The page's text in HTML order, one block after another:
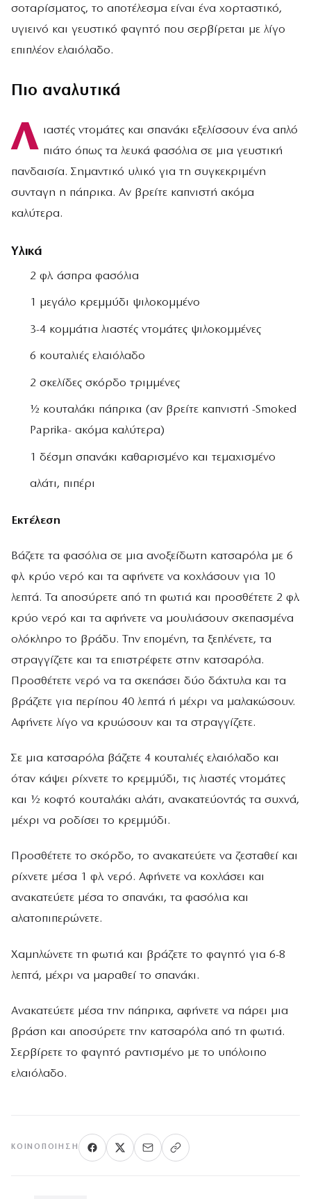
σοταρίσματος, το αποτέλεσμα είναι ένα χορταστικό,
υγιεινό και γευστικό φαγητό που σερβίρεται με λίγο
επιπλέον ελαιόλαδο.
Πιο αναλυτικά
Λ ιαστές ντομάτες και σπανάκι εξελίσσουν ένα απλό
πιάτο όπως τα λευκά φασόλια σε μια γευστική
πανδαισία. Σημαντικό υλικό για τη συγκεκριμένη
συνταγη η πάπρικα. Αν βρείτε καπνιστή ακόμα
καλύτερα.
Υλικά
2 φλ. άσπρα φασόλια
1 μεγάλο κρεμμύδι ψιλοκομμένο
3-4 κομμάτια λιαστές ντομάτες ψιλοκομμένες
6 κουταλιές ελαιόλαδο
2 σκελίδες σκόρδο τριμμένες
½ κουταλάκι πάπρικα (αν βρείτε καπνιστή -Smoked
Paprika- ακόμα καλύτερα)
1 δέσμη σπανάκι καθαρισμένο και τεμαχισμένο
αλάτι, πιπέρι
Εκτέλεση
Βάζετε τα φασόλια σε μια ανοξείδωτη κατσαρόλα με 6
φλ. κρύο νερό και τα αφήνετε να κοχλάσουν για 10
λεπτά. Τα αποσύρετε από τη φωτιά και προσθέτετε 2 φλ.
κρύο νερό και τα αφήνετε να μουλιάσουν σκεπασμένα
ολόκληρο το βράδυ. Την επομένη, τα ξεπλένετε, τα
στραγγίζετε και τα επιστρέφετε στην κατσαρόλα.
Προσθέτετε νερό να τα σκεπάσει δύο δάχτυλα και τα
βράζετε για περίπου 40 λεπτά ή μέχρι να μαλακώσουν.
Αφήνετε λίγο να κρυώσουν και τα στραγγίζετε.
Σε μια κατσαρόλα βάζετε 4 κουταλιές ελαιόλαδο και
όταν κάψει ρίχνετε το κρεμμύδι, τις λιαστές ντομάτες
και ½ κοφτό κουταλάκι αλάτι, ανακατεύοντάς τα συχνά,
μέχρι να ροδίσει το κρεμμύδι.
Προσθέτετε το σκόρδο, το ανακατεύετε να ζεσταθεί και
ρίχνετε μέσα 1 φλ. νερό. Αφήνετε να κοχλάσει και
ανακατεύετε μέσα το σπανάκι, τα φασόλια και
αλατοπιπερώνετε.
Χαμηλώνετε τη φωτιά και βράζετε το φαγητό για 6-8
λεπτά, μέχρι να μαραθεί το σπανάκι.
Ανακατεύετε μέσα την πάπρικα, αφήνετε να πάρει μια
βράση και αποσύρετε την κατσαρόλα από τη φωτιά.
Σερβίρετε το φαγητό ραντισμένο με το υπόλοιπο
ελαιόλαδο.
ΚΟΙΝΟΠΟΊΗΣΗ